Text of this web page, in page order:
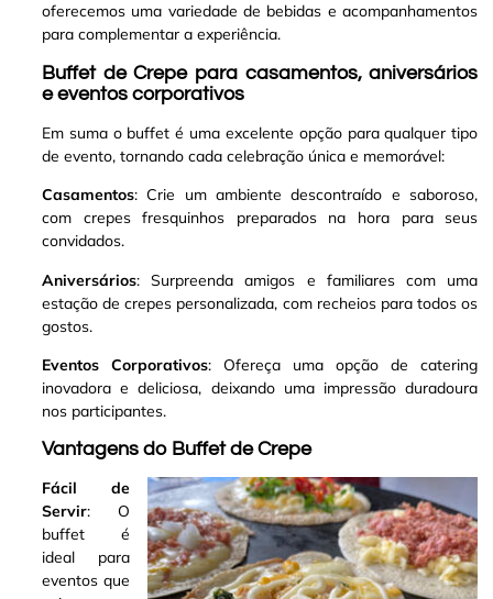
oferecemos uma variedade de bebidas e acompanhamentos
para complementar a experiência.
Buffet de Crepe para casamentos, aniversários
e eventos corporativos
Em suma o buffet é uma excelente opção para qualquer tipo
de evento, tornando cada celebração única e memorável:
Casamentos: Crie um ambiente descontraído e saboroso,
com crepes fresquinhos preparados na hora para seus
convidados.
Aniversários: Surpreenda amigos e familiares com uma
estação de crepes personalizada, com recheios para todos os
gostos.
Eventos Corporativos: Ofereça uma opção de catering
inovadora e deliciosa, deixando uma impressão duradoura
nos participantes.
Vantagens do Buffet de Crepe
Fácil de
Servir: O
buffet é
ideal para
eventos que